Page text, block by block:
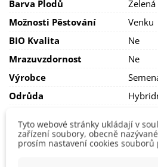
Barva Plodů
Zelená
Možnosti Pěstování
Venku
BIO Kvalita
Ne
Mrazuvzdornost
Ne
Výrobce
Odrůda
Září
Ranost
Raná
Tyto webové stránky ukládají v
zařízení soubory, obecně
prosím nastavení cookies